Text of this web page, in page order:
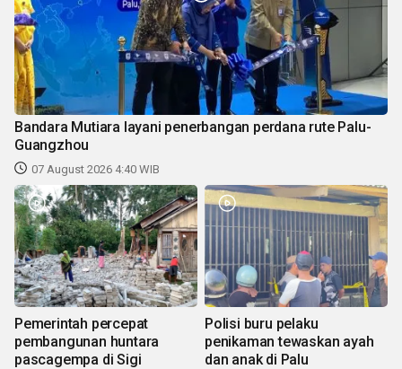
Bandara Mutiara layani penerbangan perdana rute Palu-
Guangzhou
07 August 2026 4:40 WIB
Pemerintah percepat
pembangunan huntara
pascagempa di Sigi
Polisi buru pelaku
penikaman tewaskan ayah
dan anak di Palu